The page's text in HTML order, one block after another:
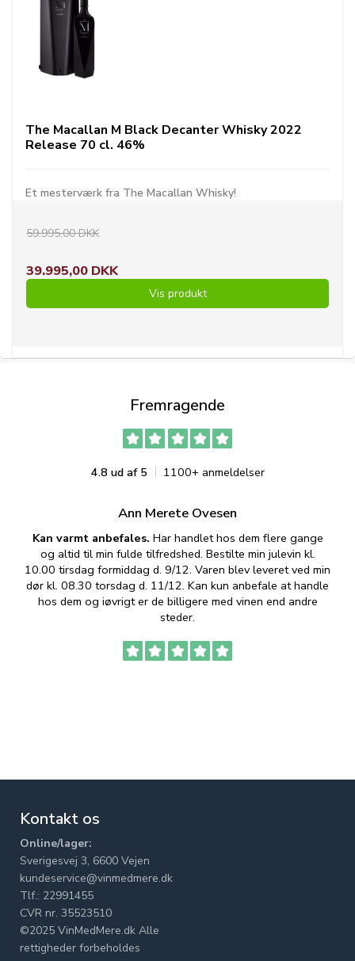
The Macallan M Black Decanter Whisky 2022
Release 70 cl. 46%
Et mesterværk fra The Macallan Whisky!
59.995,00 DKK
39.995,00 DKK
Vis produkt
Fremragende
4.8 ud af 5 1100+ anmeldelser
Ann Merete Ovesen
Kan varmt anbefales. Har handlet hos dem flere gange
og altid til min fulde tilfredshed. Bestilte min julevin kl.
10.00 tirsdag formiddag d. 9/12. Varen blev leveret ved min
dør kl. 08.30 torsdag d. 11/12. Kan kun anbefale at handle
hos dem og iøvrigt er de billigere med vinen end andre
steder.
Kontakt os
Online/lager:
Sverigesvej 3, 6600 Vejen
kundeservice@vinmedmere.dk
Tlf.: 22991455
CVR nr. 35523510
©2025 VinMedMere.dk Alle
rettigheder forbeholdes